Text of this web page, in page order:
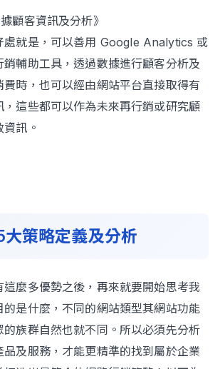
顧客資訊及分析》
處就是，可以善用 Google Analytics 或
輔助工具，透過數據進行顧客分析及
費時，也可以經由網站平台直接取得有
，這些都可以作為未來再行銷或研究顧
訊。
策略定義及分析
這麼多優勢之後，再來就要開始思考我
的是什麼，不同的網站類型其網站功能
的族群自然也就不同。所以必須先分析
品及服務，才能更精準的找到屬於企業